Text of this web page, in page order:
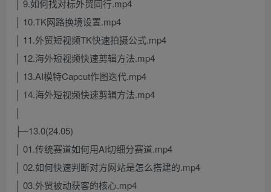
│ 9.如何找对标外贸同行.mp4
│ 10.TK网路换境设置.mp4
│ 11.外贸短视频TK快速拍摄公式.mp4
│ 12.海外短视频快速剪辑方法.mp4
│ 13.AI模特Capcut作图迭代.mp4
│ 14.海外短视频快速剪辑方法.mp4
│
├─13.0(24.05)
│ 01.传统赛道如何用AI切细分赛道.mp4
│ 02.如何快速判断对方网站是怎么搭建的.mp4
│ 03.外贸被动获客的核心.mp4